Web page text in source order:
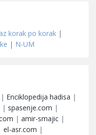
korak po korak |
| N-UM
| Enciklopedija hadisa |
| spasenje.com |
| amir-smajic |
el-asr.com |